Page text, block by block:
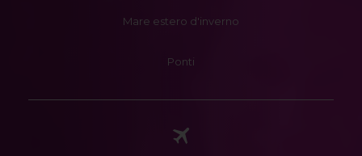
Mare estero d'inverno
Ponti